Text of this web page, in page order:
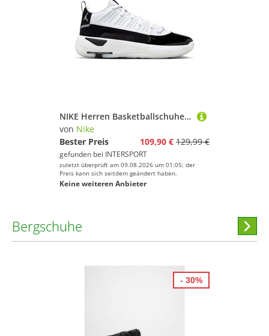
NIKE Herren Basketballschuhe Jordan Max Aura 7 Men's Shoes
von Nike
Bester Preis
109,90 € 129,99 €
gefunden bei INTERSPORT
zuletzt überprüft am 09.08.2026 um 01:05; der
Preis kann sich seitdem geändert haben.
Keine weiteren Anbieter
Bergschuhe
- 30%